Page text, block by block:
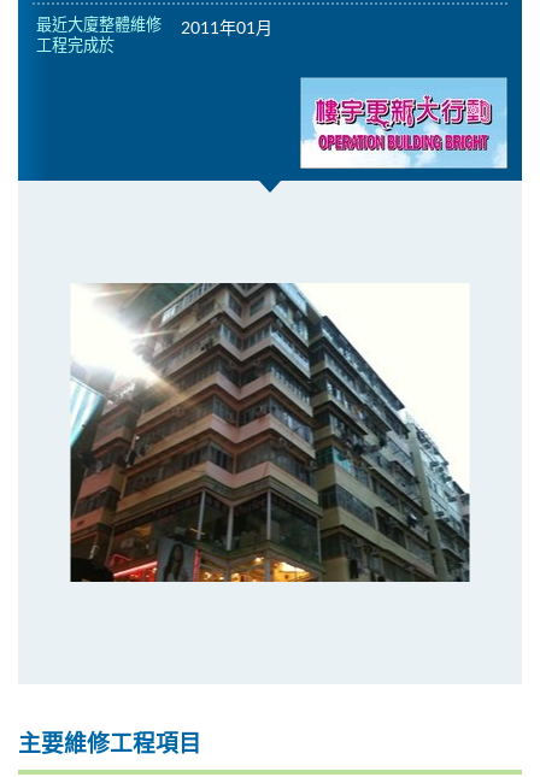
最近大廈整體維修
工程完成於
2011年01月
主要維修工程項目